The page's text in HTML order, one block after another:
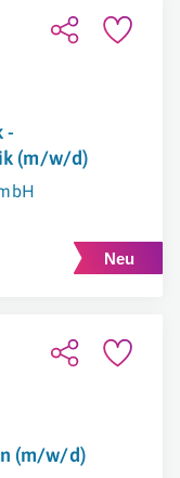
-
(m/w/d)
(m/w/d)